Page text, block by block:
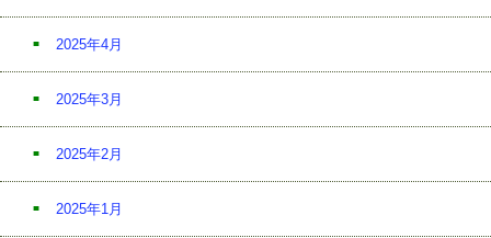
2025年4月
2025年3月
2025年2月
2025年1月